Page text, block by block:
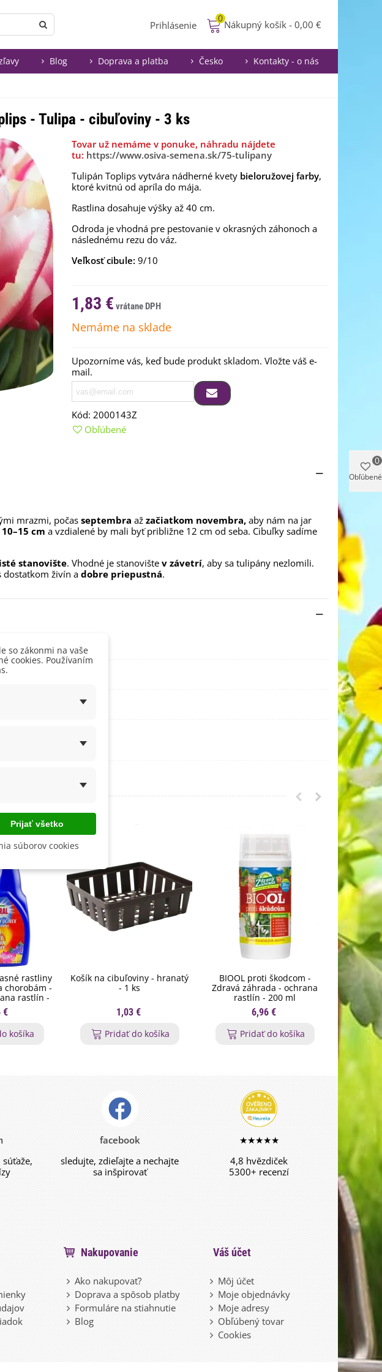
Prihlásenie
0
Nákupný košík - 0,00 €
Blog Doprava a platba Česko Kontakty - o nás
- Tulipa - cibuľoviny - 3 ks
Tovar už nemáme v ponuke, náhradu nájdete
tu: https://www.osiva-semena.sk/75-tulipany
Tulipán Toplips vytvára nádherné kvety bieloružovej farby,
ktoré kvitnú od apríla do mája.
Rastlina dosahuje výšky až 40 cm.
Odroda je vhodná pre pestovanie v okrasných záhonoch a
následnému rezu do váz.
Veľkosť cibule: 9/10
1,83 €
Nemáme na sklade
Upozorníme vás, keď bude produkt skladom. Vložte váš e-
mail.
Kód: 2000143Z
Obľúbené
mrazmi, počas septembra až začiatkom novembra, aby nám na jar
10–15 cm a vzdialené by mali byť približne 12 cm od seba. Cibuľky sadíme
stanovište. Vhodné je stanovište v závetrí, aby sa tulipány nezlomili.
dostatkom živín a dobre priepustná.
rastliny
chorobám -
rastlín -
€
košíka
Košík na cibuľoviny - hranatý
- 1 ks
1,03 €
Pridať do košíka
BIOOL proti škodcom -
Zdravá záhrada - ochrana
rastlín - 200 ml
6,96 €
Pridať do košíka
PVC
facebook
sledujte, zdieľajte a nechajte
sa inšpirovať
★★★★★
4,8 hvězdiček
5300+ recenzí
Nakupovanie
Ako nakupovať?
Doprava a spôsob platby
Formuláre na stiahnutie
Blog
Váš účet
Môj účet
Moje objednávky
Moje adresy
Obľúbený tovar
Cookies
Obľúbené
0
so zákonmi na vaše
cookies. Používaním
Prijať všetko
súborov cookies